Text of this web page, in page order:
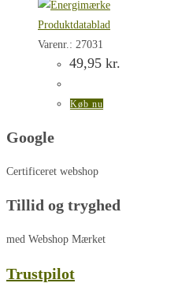
Produktdatablad
Varenr.: 27031
49,95 kr.
Køb nu
Google
Certificeret webshop
Tillid og tryghed
med Webshop Mærket
Trustpilot